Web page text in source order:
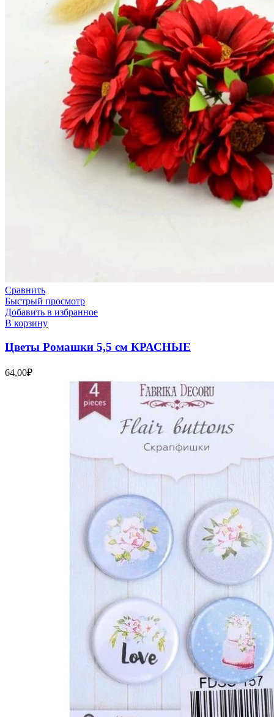
Сравнить
Быстрый просмотр
Добавить в избранное
В корзину
Цветы Ромашки 5,5 см КРАСНЫЕ
64,00₽